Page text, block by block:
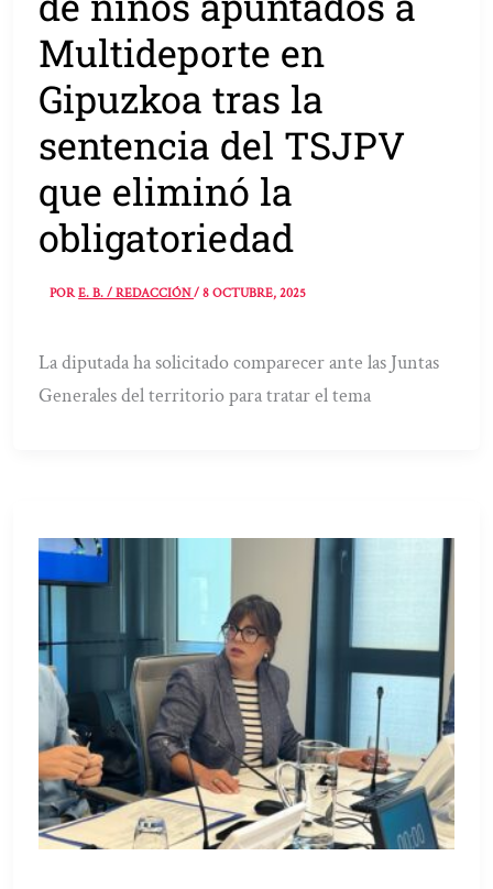
Multideporte en
Gipuzkoa tras la
sentencia del TSJPV
que eliminó la
obligatoriedad
PORE. B. / REDACCIÓN/8 OCTUBRE, 2025
La diputada ha solicitado comparecer ante las Juntas
Generales del territorio para tratar el tema